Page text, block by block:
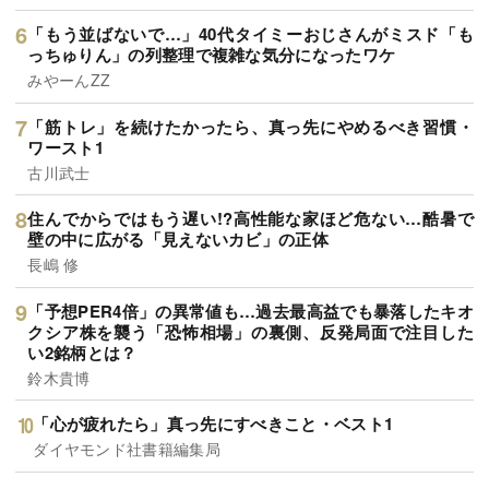
「もう並ばないで…」40代タイミーおじさんがミスド「も
っちゅりん」の列整理で複雑な気分になったワケ
みやーんZZ
「筋トレ」を続けたかったら、真っ先にやめるべき習慣・
ワースト1
古川武士
住んでからではもう遅い!?高性能な家ほど危ない…酷暑で
壁の中に広がる「見えないカビ」の正体
長嶋 修
「予想PER4倍」の異常値も…過去最高益でも暴落したキオ
クシア株を襲う「恐怖相場」の裏側、反発局面で注目した
い2銘柄とは？
鈴木貴博
「心が疲れたら」真っ先にすべきこと・ベスト1
ダイヤモンド社書籍編集局